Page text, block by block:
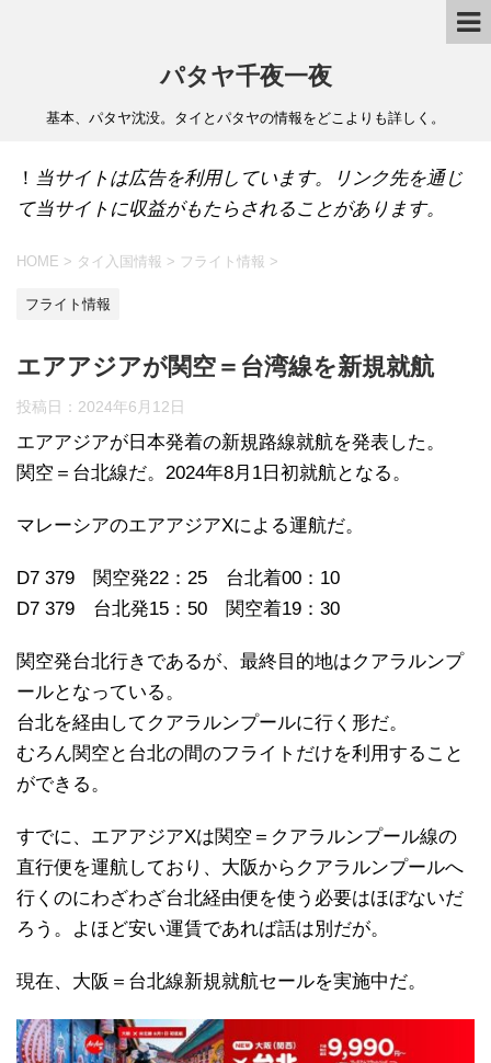
パタヤ千夜一夜
基本、パタヤ沈没。タイとパタヤの情報をどこよりも詳しく。
！ 当サイトは広告を利用しています。リンク先を通じ
て当サイトに収益がもたらされることがあります。
HOME > タイ入国情報 > フライト情報 >
フライト情報
エアアジアが関空＝台湾線を新規就航
投稿日： 2024年6月12日
エアアジアが日本発着の新規路線就航を発表した。
関空＝台北線だ。2024年8月1日初就航となる。
マレーシアのエアアジアXによる運航だ。
D7 379 関空発22：25 台北着00：10
D7 379 台北発15：50 関空着19：30
関空発台北行きであるが、最終目的地はクアラルンプ
ールとなっている。
台北を経由してクアラルンプールに行く形だ。
むろん関空と台北の間のフライトだけを利用すること
ができる。
すでに、エアアジアXは関空＝クアラルンプール線の
直行便を運航しており、大阪からクアラルンプールへ
行くのにわざわざ台北経由便を使う必要はほぼないだ
ろう。よほど安い運賃であれば話は別だが。
現在、大阪＝台北線新規就航セールを実施中だ。